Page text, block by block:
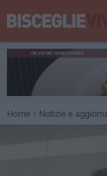
Home Notizie e